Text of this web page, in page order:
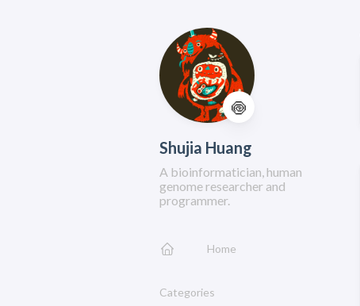
🍥
Shujia Huang
A bioinformatician, human
genome researcher and
programmer.
Home
Categories